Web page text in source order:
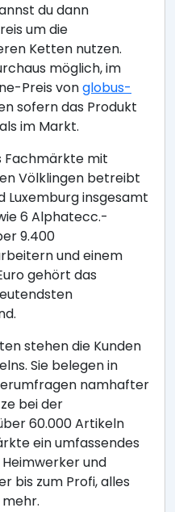
du dann
um die
Ketten nutzen.
möglich, im
Preis vonglobus-
sofern das Produkt
im Markt.
Fachmärkte mit
Völklingen betreibt
Luxemburg insgesamt
6 Alphatecc.-
9.400
und einem
gehört das
stehen die Kunden
Sie belegen in
namhafter
bei der
60.000 Artikeln
ein umfassendes
und
bis zum Profi, alles